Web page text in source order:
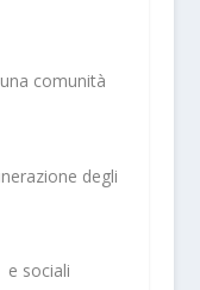
comunità
degli
sociali